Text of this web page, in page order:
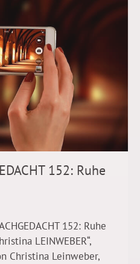
152: Ruhe
152: Ruhe
LEINWEBER“,
Christina Leinweber,